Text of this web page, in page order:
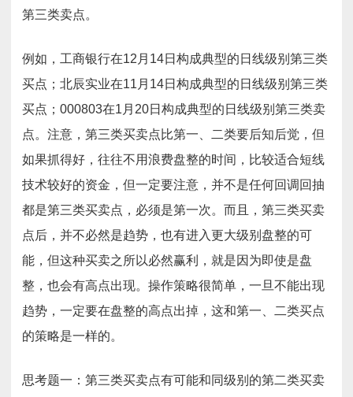
第三类卖点。
例如，工商银行在12月14日构成典型的日线级别第三类
买点；北辰实业在11月14日构成典型的日线级别第三类
买点；000803在1月20日构成典型的日线级别第三类卖
点。注意，第三类买卖点比第一、二类要后知后觉，但
如果抓得好，往往不用浪费盘整的时间，比较适合短线
技术较好的资金，但一定要注意，并不是任何回调回抽
都是第三类买卖点，必须是第一次。而且，第三类买卖
点后，并不必然是趋势，也有进入更大级别盘整的可
能，但这种买卖之所以必然赢利，就是因为即使是盘
整，也会有高点出现。操作策略很简单，一旦不能出现
趋势，一定要在盘整的高点出掉，这和第一、二类买点
的策略是一样的。
思考题一：第三类买卖点有可能和同级别的第二类买卖